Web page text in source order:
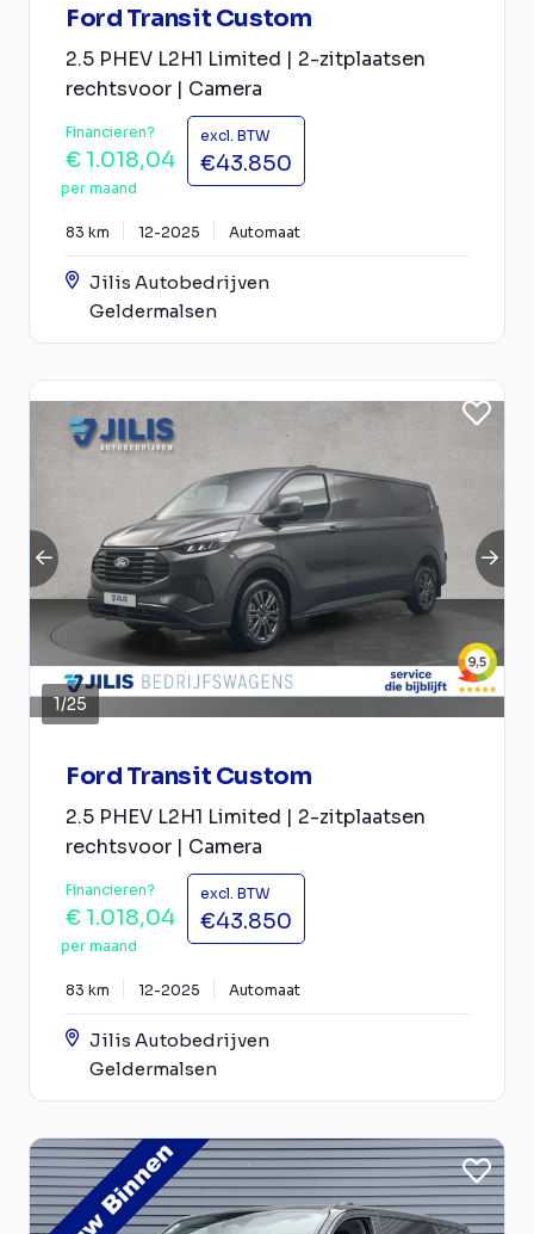
Ford Transit Custom
2.5 PHEV L2H1 Limited | 2-zitplaatsen
rechtsvoor | Camera
Financieren?
€ 1.018,04
per maand
excl. BTW
€43.850
83 km 12-2025 Automaat
Jilis Autobedrijven
Geldermalsen
1/25
Ford Transit Custom
2.5 PHEV L2H1 Limited | 2-zitplaatsen
rechtsvoor | Camera
Financieren?
€ 1.018,04
per maand
excl. BTW
€43.850
83 km 12-2025 Automaat
Jilis Autobedrijven
Geldermalsen